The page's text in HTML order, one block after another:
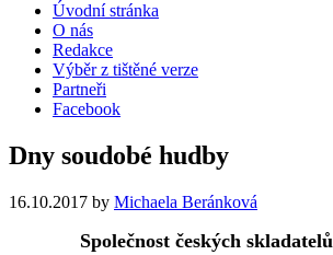
Úvodní stránka
O nás
Redakce
Výběr z tištěné verze
Partneři
Facebook
Dny soudobé hudby
16.10.2017 by Michaela Beránková
Společnost českých skladatelů